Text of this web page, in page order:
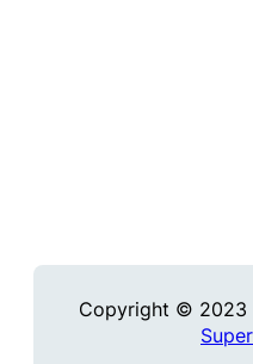
Copyright © 2023